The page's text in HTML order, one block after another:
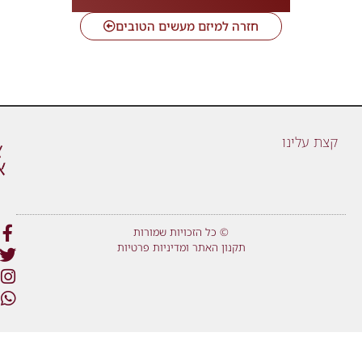
חזרה למיזם מעשים הטובים
קצת עלינו
© כל הזכויות שמורות
תקנון האתר ומדיניות פרטיות